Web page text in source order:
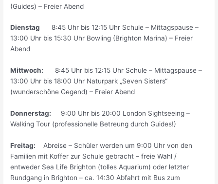
(Guides) – Freier Abend
Dienstag 8:45 Uhr bis 12:15 Uhr Schule – Mittagspause –
13:00 Uhr bis 15:30 Uhr Bowling (Brighton Marina) – Freier
Abend
Mittwoch: 8:45 Uhr bis 12:15 Uhr Schule – Mittagspause –
13:00 Uhr bis 18:00 Uhr Naturpark „Seven Sisters“
(wunderschöne Gegend) – Freier Abend
Donnerstag: 9:00 Uhr bis 20:00 London Sightseeing –
Walking Tour (professionelle Betreung durch Guides!)
Freitag: Abreise – Schüler werden um 9:00 Uhr von den
Familien mit Koffer zur Schule gebracht – freie Wahl /
entweder Sea Life Brighton (tolles Aquarium) oder letzter
Rundgang in Brighton – ca. 14:30 Abfahrt mit Bus zum